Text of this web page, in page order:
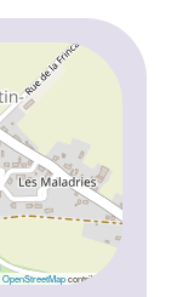
OpenStreetMapcontributors